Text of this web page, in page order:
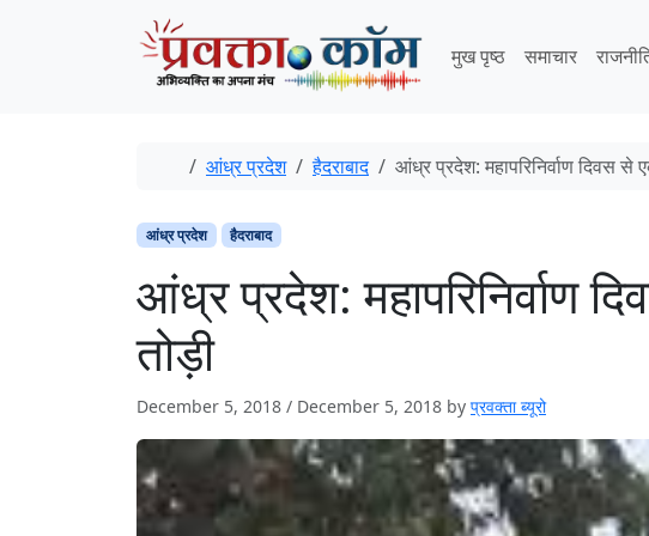
मुख पृष्ठ
समाचार
Home
आंध्र प्रदेश हैदराबाद आंध्र प्रदेश: महापरिनिर्वाण दिवस से
आंध्र प्रदेश हैदराबाद
आंध्र प्रदेश: महापरिनिर्वाण
तोड़ी
December 5, 2018 / December 5, 2018 by प्रवक्ता ब्यूरो